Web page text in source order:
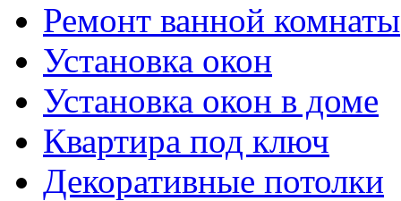
Ремонт ванной комнаты
Установка окон
Установка окон в доме
Квартира под ключ
Декоративные потолки